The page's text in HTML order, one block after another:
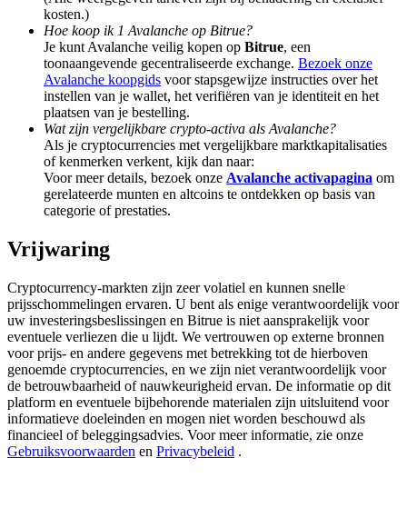
Share 500000 CASHCAT prize pool
Exclusive for BitMart Users
Register & Trade to Win 500,000 USDT
Precious Metals Trading Carnival
USDT New User Exclusive 10% APR
USDT Flexible Staking | Daily Rewards
New Listing Futures Fest
Trade New Futures, Win 200,000 USDT
kosten.)
Hoe koop ik 1 Avalanche op Bitrue?
Je kunt Avalanche veilig kopen op Bitrue, een
toonaangevende gecentraliseerde exchange. Bezoek onze
Avalanche koopgids voor stapsgewijze instructies over het
instellen van je wallet, het verifiëren van je identiteit en het
plaatsen van je bestelling.
Wat zijn vergelijkbare crypto-activa als Avalanche?
Als je cryptocurrencies met vergelijkbare marktkapitalisaties
of kenmerken verkent, kijk dan naar:
Voor meer details, bezoek onze Avalanche activapagina om
gerelateerde munten en altcoins te ontdekken op basis van
categorie of prestaties.
Vrijwaring
Cryptocurrency-markten zijn zeer volatiel en kunnen snelle
prijsschommelingen ervaren. U bent als enige verantwoordelijk voor
uw investeringsbeslissingen en Bitrue is niet aansprakelijk voor
eventuele verliezen die u lijdt. We vertrouwen op externe bronnen
voor prijs- en andere gegevens met betrekking tot de hierboven
genoemde cryptocurrencies, en we zijn niet verantwoordelijk voor
de betrouwbaarheid of nauwkeurigheid ervan. De informatie op dit
platform en eventuele bijbehorende materialen zijn uitsluitend voor
informatieve doeleinden en mogen niet worden beschouwd als
financieel of beleggingsadvies. Voor meer informatie, zie onze
Gebruiksvoorwaarden en Privacybeleid .